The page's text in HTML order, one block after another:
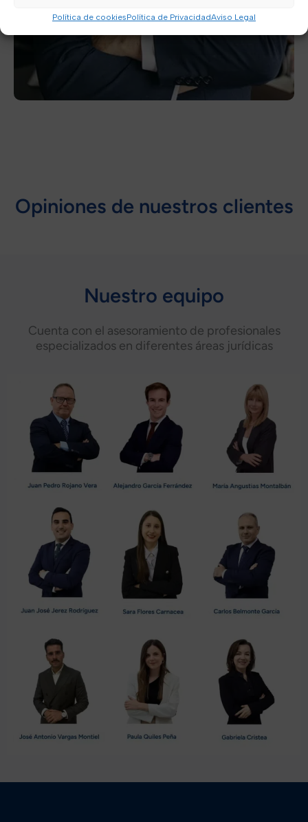
Política de cookiesPolítica de PrivacidadAviso Legal
Opiniones de nuestros clientes
Nuestro equipo
Cuenta con el asesoramiento de profesionales
especializados en diferentes áreas jurídicas